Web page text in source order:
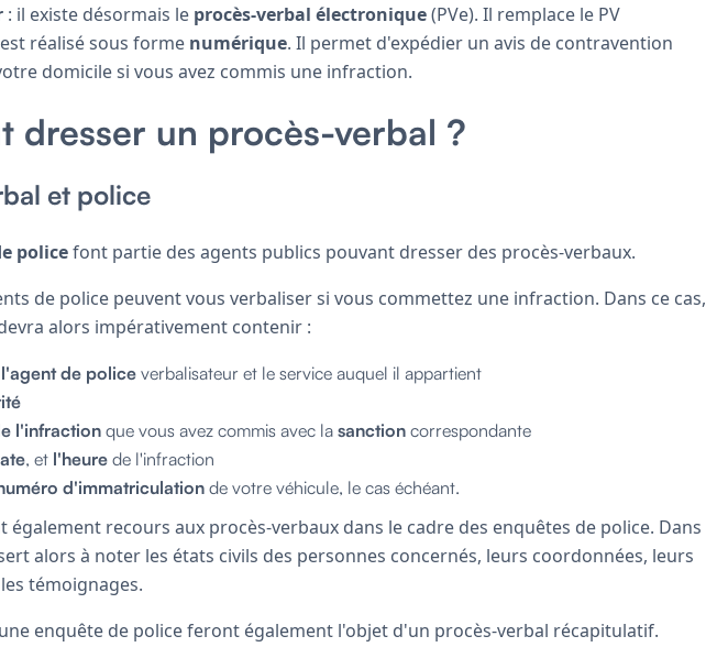
: il existe désormais le procès-verbal électronique(PVe). Il remplace le PV
réalisé sous forme numérique. Il permet d'expédier un avis de contravention
domicile si vous avez commis une infraction.
dresser un procès-verbal ?
et police
policefont partie des agents publics pouvant dresser des procès-verbaux.
de police peuvent vous verbaliser si vous commettez une infraction. Dans ce cas,
alors impérativement contenir :
de policeverbalisateur et le service auquel il appartient
l'infractionque vous avez commis avec la sanction correspondante
, et l'heure de l'infraction
d'immatriculation de votre véhicule, le cas échéant.
également recours aux procès-verbaux dans le cadre des enquêtes de police. Dans
alors à noter les états civils des personnes concernés, leurs coordonnées, leurs
témoignages.
enquête de police feront également l'objet d'un procès-verbal récapitulatif.